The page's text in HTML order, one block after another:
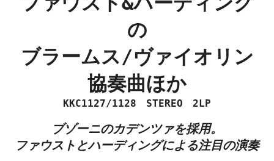
の
ブラームス/ヴァイオリン
協奏曲ほか
KKC1127/1128 STEREO 2LP
ブゾーニのカデンツァを採用。
ファウストとハーディングによる注目の演奏